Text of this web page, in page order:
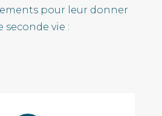
pour leur donner
seconde vie :